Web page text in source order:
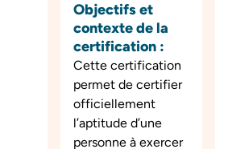
Objectifs et
contexte de la
certification :
Cette certification
permet de certifier
officiellement
l’aptitude d’une
personne à exercer